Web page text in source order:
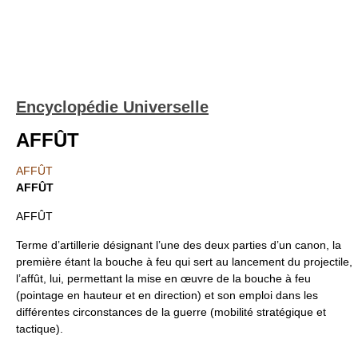
Encyclopédie Universelle
AFFÛT
AFFÛT
AFFÛT
AFFÛT
Terme d’artillerie désignant l’une des deux parties d’un canon, la
première étant la bouche à feu qui sert au lancement du projectile,
l’affût, lui, permettant la mise en œuvre de la bouche à feu
(pointage en hauteur et en direction) et son emploi dans les
différentes circonstances de la guerre (mobilité stratégique et
tactique).